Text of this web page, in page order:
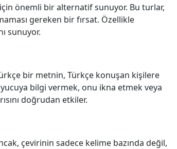
için önemli bir alternatif sunuyor. Bu turlar,
gereken bir fırsat. Özellikle
sunuyor.
bir metnin, Türkçe konuşan kişilere
bilgi vermek, onu ikna etmek veya
doğrudan etkiler.
çevirinin sadece kelime bazında değil,